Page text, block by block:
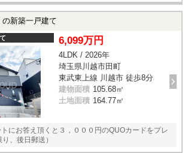
の新築一戸建て
6,099万円
4LDK / 2026年
埼玉県川越市田町
東武東上線 川越市 徒歩8分
建物面積 105.68㎡
土地面積 164.77㎡
にお答え頂くと３，０００円のQUOカードをプレ
、後日郵送）